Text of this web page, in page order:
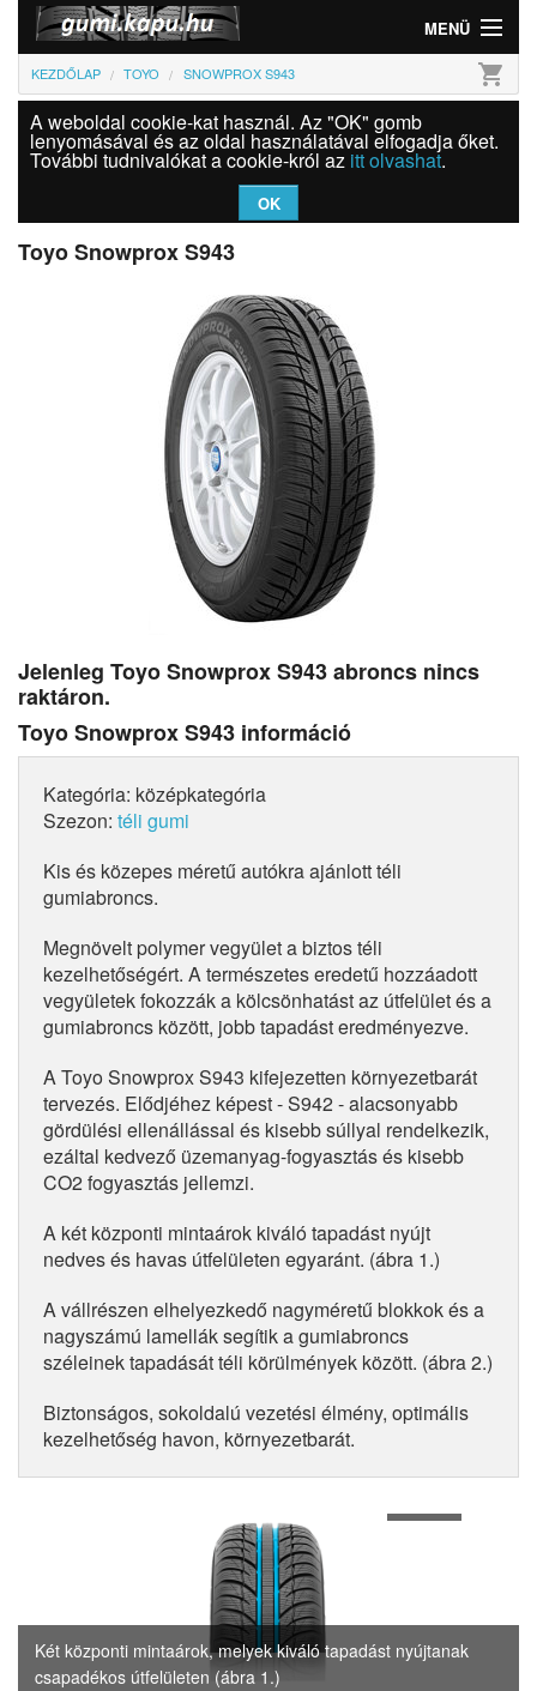
MENÜ
Gumi
Felni
Szolgáltatások
KEZDŐLAP TOYO SNOWPROX S943 shopping_cart
A weboldal cookie-kat használ. Az "OK" gomb
lenyomásával és az oldal használatával elfogadja őket.
További tudnivalókat a cookie-król az itt olvashat.
OK
Toyo Snowprox S943
Jelenleg Toyo Snowprox S943 abroncs nincs
raktáron.
Toyo Snowprox S943 információ
Kategória: középkategória
Szezon: téli gumi
Kis és közepes méretű autókra ajánlott téli
gumiabroncs.
Megnövelt polymer vegyület a biztos téli
kezelhetőségért. A természetes eredetű hozzáadott
vegyületek fokozzák a kölcsönhatást az útfelület és a
gumiabroncs között, jobb tapadást eredményezve.
A Toyo Snowprox S943 kifejezetten környezetbarát
tervezés. Elődjéhez képest - S942 - alacsonyabb
gördülési ellenállással és kisebb súllyal rendelkezik,
ezáltal kedvező üzemanyag-fogyasztás és kisebb
CO2 fogyasztás jellemzi.
A két központi mintaárok kiváló tapadást nyújt
nedves és havas útfelületen egyaránt. (ábra 1.)
A vállrészen elhelyezkedő nagyméretű blokkok és a
nagyszámú lamellák segítik a gumiabroncs
széleinek tapadását téli körülmények között. (ábra 2.)
Biztonságos, sokoldalú vezetési élmény, optimális
kezelhetőség havon, környezetbarát.
Két központi mintaárok, melyek kiváló tapadást nyújtanak
csapadékos útfelületen (ábra 1.)